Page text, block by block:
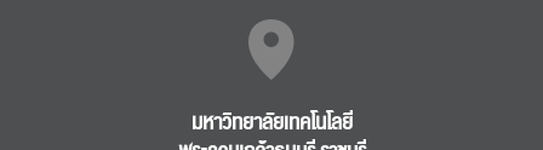
มหาวิทยาลัยเทคโนโลยี